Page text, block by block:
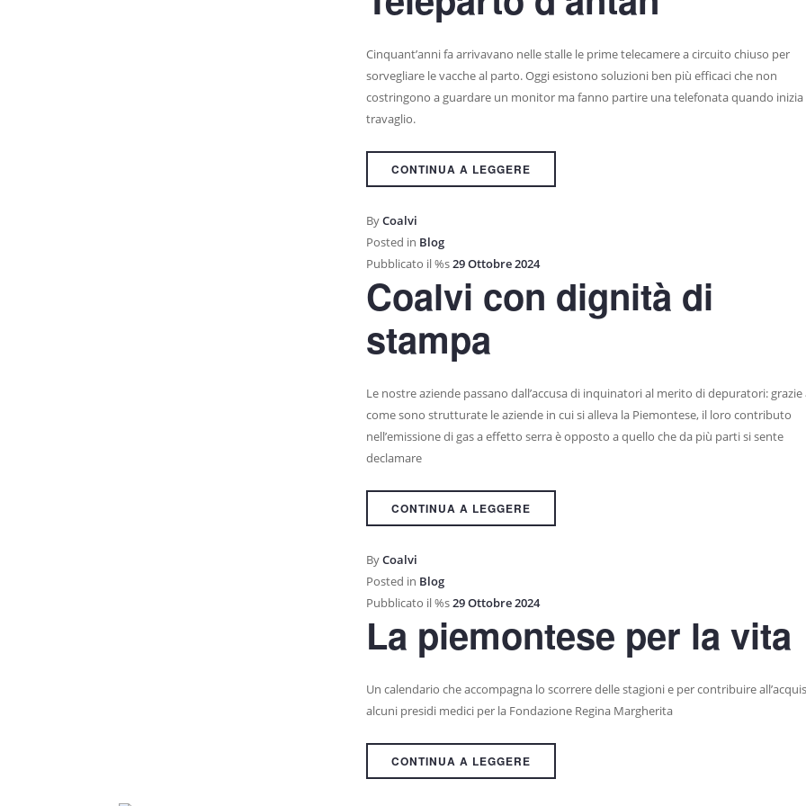
Cinquant’anni fa arrivavano nelle stalle le prime telecamere a circuito chiuso per
sorvegliare le vacche al parto. Oggi esistono soluzioni ben più efficaci che non
costringono a guardare un monitor ma fanno partire una telefonata quando inizia
travaglio.
CONTINUA A LEGGERE
ByCoalvi
Posted in Blog
Pubblicato il %s29 Ottobre 2024
Coalvi con dignità di
stampa
Le nostre aziende passano dall’accusa di inquinatori al merito di depuratori: grazie
come sono strutturate le aziende in cui si alleva la Piemontese, il loro contributo
nell’emissione di gas a effetto serra è opposto a quello che da più parti si sente
declamare
CONTINUA A LEGGERE
ByCoalvi
Posted in Blog
Pubblicato il %s29 Ottobre 2024
La piemontese per la vita
Un calendario che accompagna lo scorrere delle stagioni e per contribuire
alcuni presidi medici per la Fondazione Regina Margherita
CONTINUA A LEGGERE